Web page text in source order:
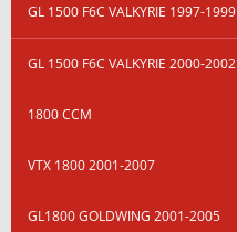
GL 1500 F6C VALKYRIE 1997-1999
GL 1500 F6C VALKYRIE 2000-2002
1800 CCM
VTX 1800 2001-2007
GL1800 GOLDWING 2001-2005